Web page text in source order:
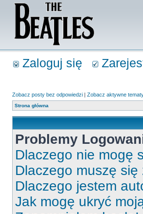
Zaloguj się
Zobacz posty bez odpowiedzi | Zobacz aktywne
Strona główna
Problemy
Dlaczego nie mogę
Dlaczego muszę
Dlaczego jestem
Jak mogę ukryć